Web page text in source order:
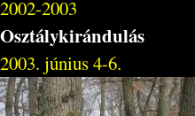
2002-2003
Osztálykirándulás
2003. június 4-6.